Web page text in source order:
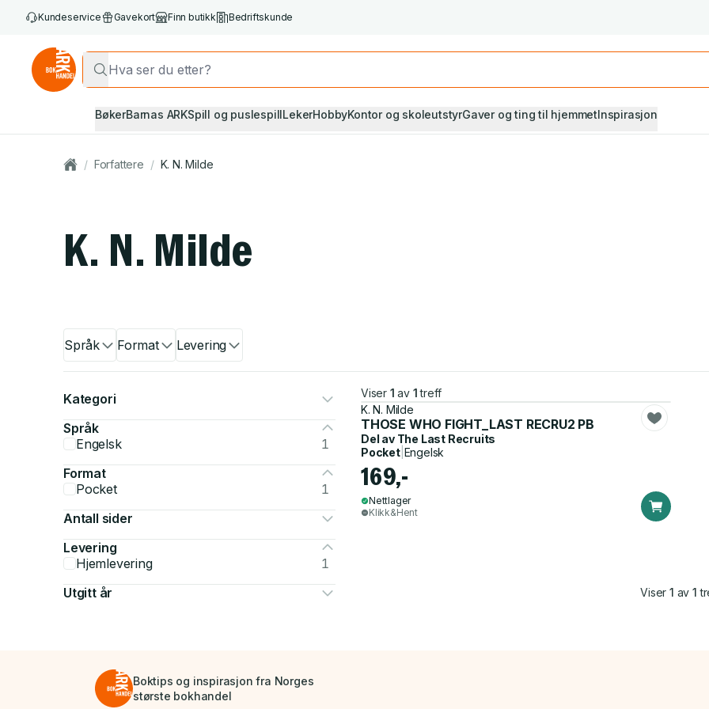
Kundeservice Gavekort Finn butikk Bedriftskunde
BøkerBarnas ARKSpill og puslespillLekerHobbyKontor og skoleutstyrGaver og ting til hjemmetInspirasjon
/ Forfattere / K. N. Milde
K. N. Milde
Språk Format Levering
Kategori
Språk
Engelsk
1
Format
Pocket
1
Antall sider
Levering
Hjemlevering
1
Utgitt år
Viser 1 av 1 treff
K. N. Milde
THOSE WHO FIGHT_LAST RECRU2 PB
Del av The Last Recruits
Pocket| Engelsk
169,-
Nettlager
Klikk&Hent
Viser1 av 1
Boktips og inspirasjon fra Norges
største bokhandel